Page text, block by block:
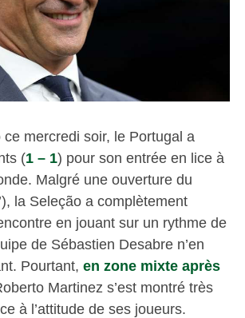
mercredi soir, le Portugal a
(1 – 1) pour son entrée en lice à
Malgré une ouverture du
la Seleção a complètement
en jouant sur un rythme de
de Sébastien Desabre n’en
Pourtant, en zone mixte après
Martinez s’est montré très
à l’attitude de ses joueurs.